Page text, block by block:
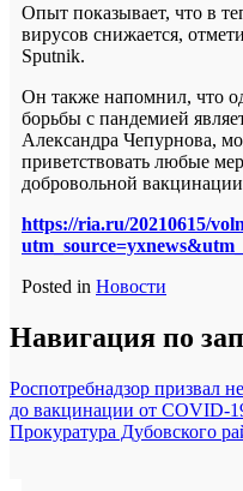
Опыт показывает, что в
вирусов снижается,
Sputnik.
Он также напомнил, что
борьбы с пандемией
Александра Чепурнова,
приветствовать любые
добровольной
https://ria.ru/20210615/
Posted in Новости
Навигация по
Роспотребнадзор призвал
до вакцинации от COVID-
Прокуратура Дубовского